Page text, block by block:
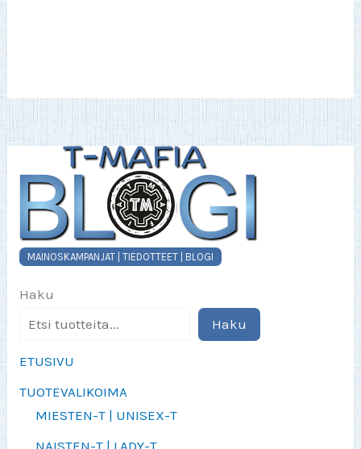
MAINOSKAMPANJAT | TIEDOTTEET | BLOGI
Haku
Haku
ETUSIVU
TUOTEVALIKOIMA
MIESTEN-T | UNISEX-T
tuotteen
sivulla.